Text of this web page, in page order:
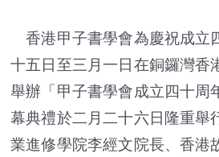
香港甲子書學會為慶祝成立
十五日至三月一日在銅鑼灣香
舉辦「甲子書學會成立四十周
幕典禮於二月二十六日隆重舉
業進修學院李經文院長、香港